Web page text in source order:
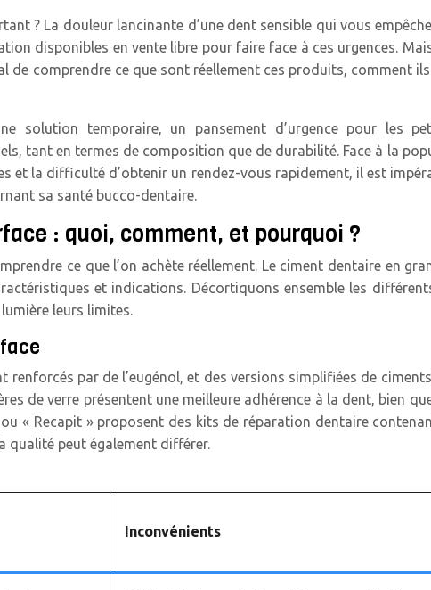
? La douleur lancinante d’une dent sensible qui vous
disponibles en vente libre pour faire face à ces urgences.
de comprendre ce que sont réellement ces produits, comment
solution temporaire, un pansement d’urgence pour les
tant en termes de composition que de durabilité. Face à la
et la difficulté d’obtenir un rendez-vous rapidement, il est
sa santé bucco-dentaire.
: quoi, comment, et pourquoi ?
ce que l’on achète réellement. Le ciment dentaire en
et indications. Décortiquons ensemble les
leurs limites.
par de l’eugénol, et des versions simplifiées de
de verre présentent une meilleure adhérence à la dent, bien
« Recapit » proposent des kits de réparation dentaire
qualité peut également différer.
Inconvénients